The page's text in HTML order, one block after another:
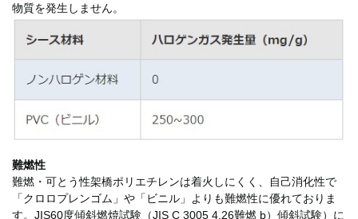
物質を発生しません。
難燃性
難燃・可とう性架橋ポリエチレンは着火しにくく、自己消化性で
「クロロプレンゴム」や「ビニル」よりも難燃性に優れておりま
す。JIS60度傾斜燃焼試験（JIS C 3005 4.26難燃 b）傾斜試験）に